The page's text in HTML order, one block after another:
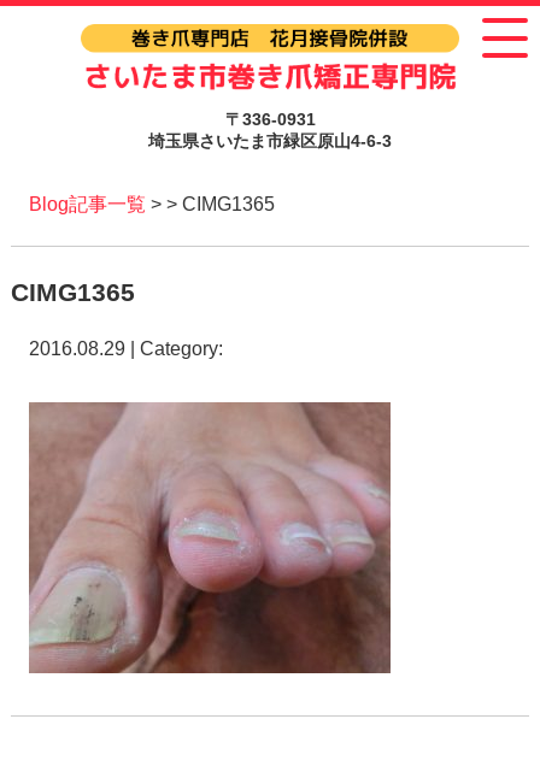
〒336-0931
埼玉県さいたま市緑区原山4-6-3
Blog記事一覧 > > CIMG1365
CIMG1365
2016.08.29 | Category: